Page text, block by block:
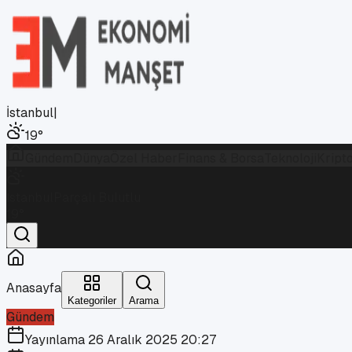
İstanbul|
19°
Anasayfa
Kategoriler Arama
Gündem
Yayınlama 26 Aralık 2025 20:27